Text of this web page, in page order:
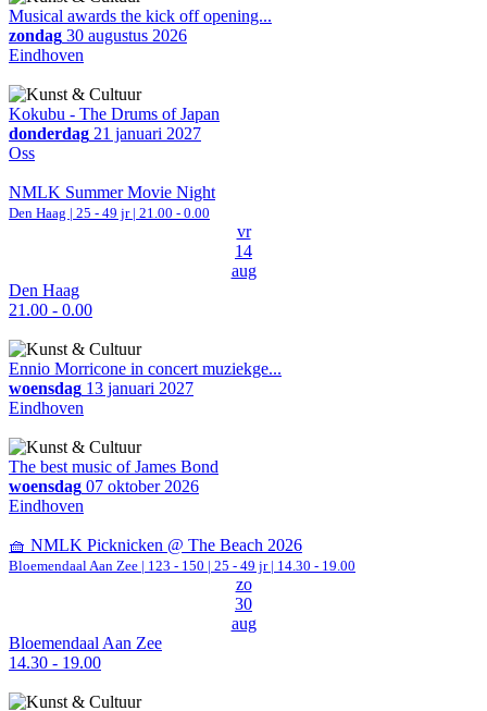
Musical awards the kick off opening...
zondag 30 augustus 2026
Eindhoven
Kokubu - The Drums of Japan
donderdag 21 januari 2027
Oss
NMLK Summer Movie Night
Den Haag | 25 - 49 jr | 21.00 - 0.00
vr
14
aug
Den Haag
21.00 - 0.00
Ennio Morricone in concert muziekge...
woensdag 13 januari 2027
Eindhoven
The best music of James Bond
woensdag 07 oktober 2026
Eindhoven
🧺 NMLK Picknicken @ The Beach 2026
Bloemendaal Aan Zee | 123 - 150 | 25 - 49 jr | 14.30 - 19.00
zo
30
aug
Bloemendaal Aan Zee
14.30 - 19.00